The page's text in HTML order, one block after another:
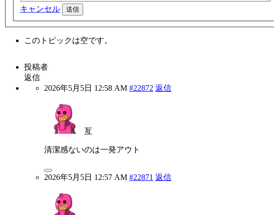
このトピックは空です。
投稿者
返信
2026年5月5日 12:58 AM #22872 返信
亙
清潔感ないのは一発アウト
2026年5月5日 12:57 AM #22871 返信
キャンセル 送信